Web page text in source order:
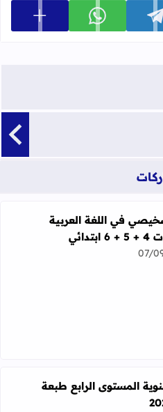
شارك على telegram شارك على whatsapp عرض
في اللغة العربية للمستويات 4 + 5 + 6 ابتدائي
في اللغة العربية
07/
المستوى الرابع طبعة